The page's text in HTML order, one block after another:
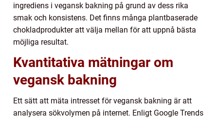
ingrediens i vegansk bakning på grund av dess rika
smak och konsistens. Det finns många plantbaserade
chokladprodukter att välja mellan för att uppnå bästa
möjliga resultat.
Kvantitativa mätningar om
vegansk bakning
Ett sätt att mäta intresset för vegansk bakning är att
analysera sökvolymen på internet. Enligt Google Trends